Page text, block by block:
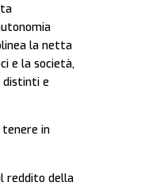
la netta
e la società,
distinti e
tenere in
reddito della